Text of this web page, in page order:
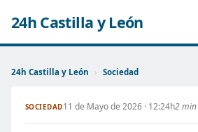
24h Castilla y León
24h Castilla y León › Sociedad
SOCIEDAD11 de Mayo de 2026 · 12:24h2